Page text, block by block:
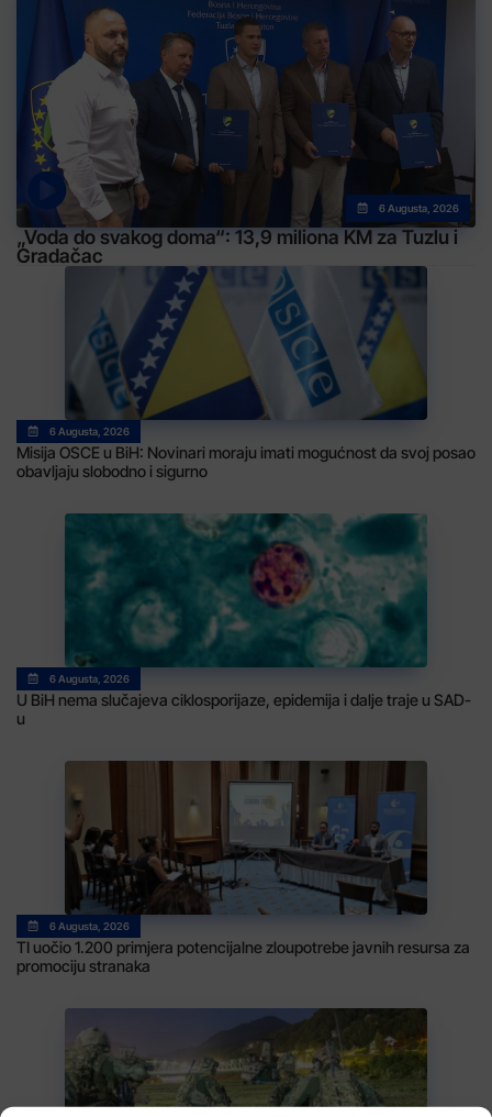
6 Augusta, 2026
„Voda do svakog doma“: 13,9 miliona KM za Tuzlu i
Gradačac
6 Augusta, 2026
Misija OSCE u BiH: Novinari moraju imati mogućnost da svoj posao
obavljaju slobodno i sigurno
6 Augusta, 2026
U BiH nema slučajeva ciklosporijaze, epidemija i dalje traje u SAD-
u
6 Augusta, 2026
TI uočio 1.200 primjera potencijalne zloupotrebe javnih resursa za
promociju stranaka